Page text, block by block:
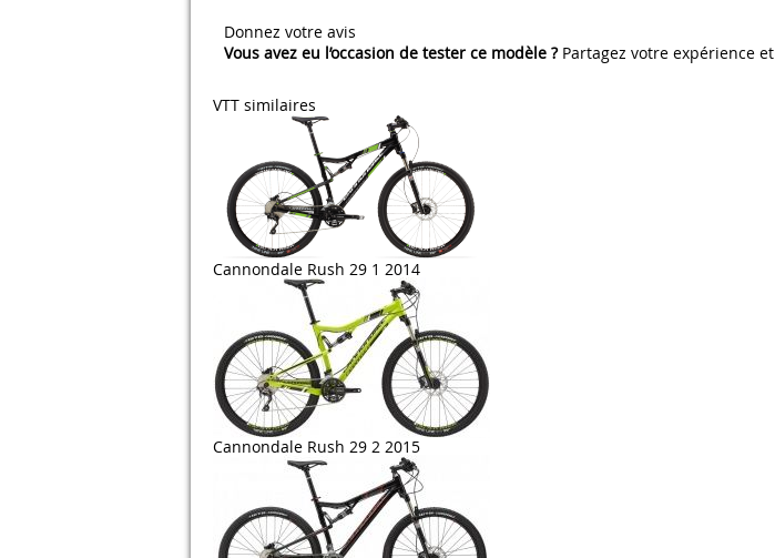
Donnez votre avis
Vous avez eu l’occasion de tester ce modèle ?Partagez votre expérience et
VTT similaires
Cannondale Rush 29 1 2014
Cannondale Rush 29 2 2015